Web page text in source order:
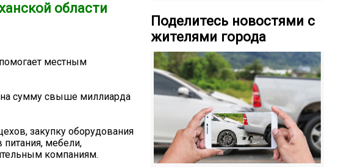
области
местным
на сумму свыше миллиарда
закупку оборудования
мебели,
компаниям.
Поделитесь новостями с
жителями города